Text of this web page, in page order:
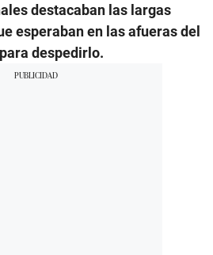
destacaban las largas
esperaban en las afueras del
despedirlo.